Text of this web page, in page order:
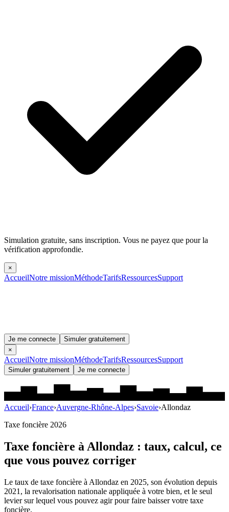
Simulation gratuite, sans inscription. Vous ne payez que pour la
vérification approfondie.
×
AccueilNotre missionMéthodeTarifsRessourcesSupport
Je me connecte
Simuler gratuitement
×
AccueilNotre missionMéthodeTarifsRessourcesSupport
Simuler gratuitement Je me connecte
Accueil›France›Auvergne-Rhône-Alpes›Savoie›Allondaz
Taxe foncière 2026
Taxe foncière àAllondaz : taux, calcul, ce
que vous pouvez corriger
Le taux de taxe foncière à Allondaz en 2025, son évolution depuis
2021, la revalorisation nationale appliquée à votre bien, et le seul
levier sur lequel vous pouvez agir pour faire baisser votre taxe
foncière.